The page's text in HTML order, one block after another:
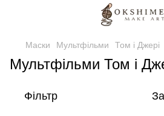
Маски Мультфільми Том і Джері
Мультфільми Том і
Фільтр